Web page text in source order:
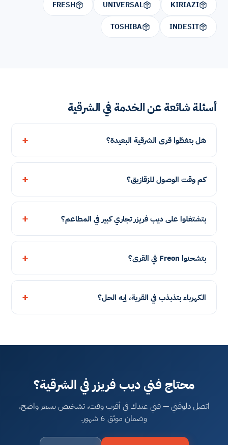
KIRIAZI
UNIVERSAL
FRESH
INDESIT
TOSHIBA
أسئلة شائعة عن الخدمة في الشرقية
هل بتغطّوا قرى الشرقية البعيدة؟
كم وقت الوصول للزقازيق؟
بتشتغلوا على ديب فريزر تجاري كبير في المطاعم؟
بتشحنوا Freon في القرى؟
الكهرباء بتذبذب في القرية، إيه الحل؟
محتاج فني ديب فريزر في الشرقية؟
اتصل دلوقتي — فني عندك في أقرب وقت، تشخيص بسعر واضح،
وضمان موثق 6 شهور.